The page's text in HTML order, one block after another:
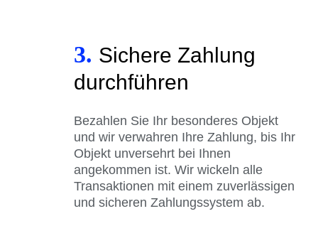
3. Sichere Zahlung
durchführen
Bezahlen Sie Ihr besonderes Objekt
und wir verwahren Ihre Zahlung, bis Ihr
Objekt unversehrt bei Ihnen
angekommen ist. Wir wickeln alle
Transaktionen mit einem zuverlässigen
und sicheren Zahlungssystem ab.